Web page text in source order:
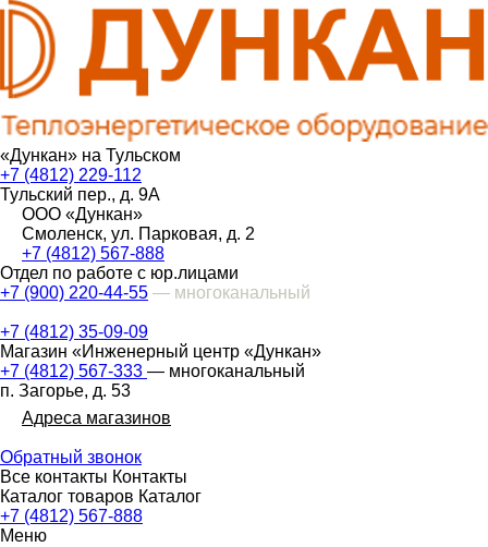
«Дункан» на Тульском
+7 (4812) 229-112
Тульский пер., д. 9А
ООО «Дункан»
Смоленск, ул. Парковая, д. 2
+7 (4812) 567-888
Отдел по работе с юр.лицами
+7 (900) 220-44-55 — многоканальный
+7 (4812) 35-09-09
Магазин «Инженерный центр «Дункан»
+7 (4812) 567-333 — многоканальный
п. Загорье, д. 53
Адреса магазинов
Обратный звонок
Все контакты Контакты
Каталог товаров Каталог
+7 (4812) 567-888
Меню